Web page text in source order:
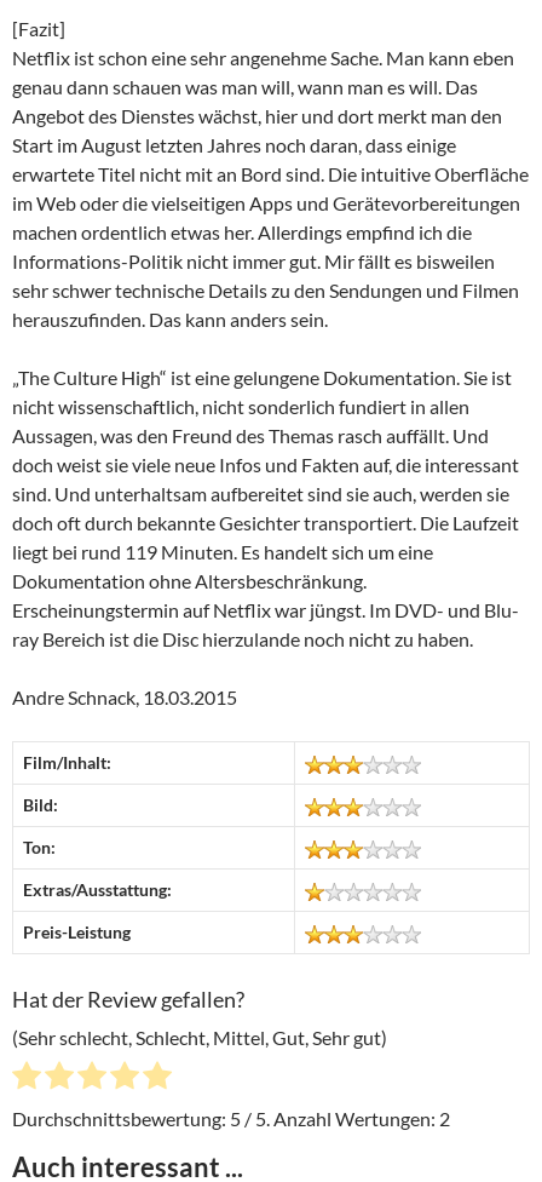
[Fazit]
Netflix ist schon eine sehr angenehme Sache. Man kann eben
genau dann schauen was man will, wann man es will. Das
Angebot des Dienstes wächst, hier und dort merkt man den
Start im August letzten Jahres noch daran, dass einige
erwartete Titel nicht mit an Bord sind. Die intuitive Oberfläche
im Web oder die vielseitigen Apps und Gerätevorbereitungen
machen ordentlich etwas her. Allerdings empfind ich die
Informations-Politik nicht immer gut. Mir fällt es bisweilen
sehr schwer technische Details zu den Sendungen und Filmen
herauszufinden. Das kann anders sein.
„The Culture High“ ist eine gelungene Dokumentation. Sie ist
nicht wissenschaftlich, nicht sonderlich fundiert in allen
Aussagen, was den Freund des Themas rasch auffällt. Und
doch weist sie viele neue Infos und Fakten auf, die interessant
sind. Und unterhaltsam aufbereitet sind sie auch, werden sie
doch oft durch bekannte Gesichter transportiert. Die Laufzeit
liegt bei rund 119 Minuten. Es handelt sich um eine
Dokumentation ohne Altersbeschränkung.
Erscheinungstermin auf Netflix war jüngst. Im DVD- und Blu-
ray Bereich ist die Disc hierzulande noch nicht zu haben.
Andre Schnack, 18.03.2015
Film/Inhalt:
Bild:
Ton:
Extras/Ausstattung:
Preis-Leistung
Hat der Review gefallen?
(Sehr schlecht, Schlecht, Mittel, Gut, Sehr gut)
Durchschnittsbewertung: 5 / 5. Anzahl Wertungen: 2
Auch interessant ...